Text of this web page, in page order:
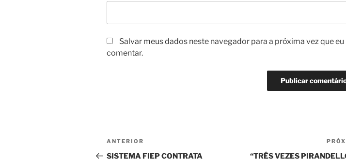
Salvar meus dados neste navegador para a próxima vez que eu
comentar.
Navegação
de
Post
anterior
ANTERIOR
SISTEMA FIEP CONTRATA
“TRÊS VEZES